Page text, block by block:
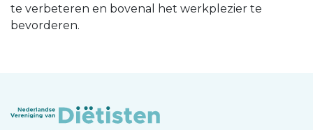
te verbeteren en bovenal het werkplezier te
bevorderen.